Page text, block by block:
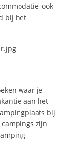
ook
bij het
waar je
aan het
bij
campings zijn